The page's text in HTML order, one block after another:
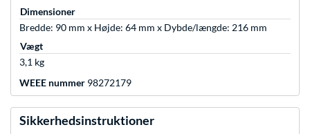
Dimensioner
Bredde: 90 mm x Højde: 64 mm x Dybde/længde: 216 mm
Vægt
3,1 kg
WEEE nummer 98272179
Sikkerhedsinstruktioner